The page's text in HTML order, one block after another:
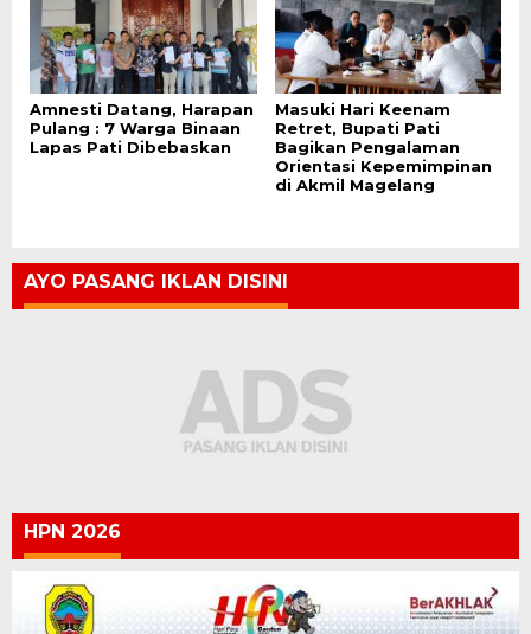
Amnesti Datang, Harapan
Pulang : 7 Warga Binaan
Lapas Pati Dibebaskan
Masuki Hari Keenam
Retret, Bupati Pati
Bagikan Pengalaman
Orientasi Kepemimpinan
di Akmil Magelang
AYO PASANG IKLAN DISINI
HPN 2026